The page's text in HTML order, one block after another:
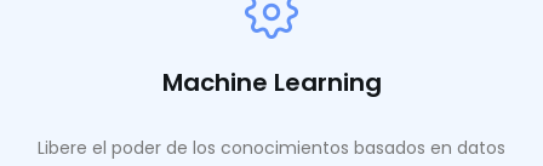
Machine Learning
Libere el poder de los conocimientos basados ​​en datos